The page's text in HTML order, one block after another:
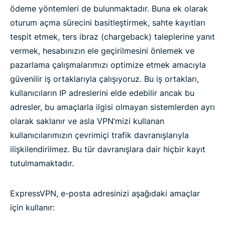
ödeme yöntemleri de bulunmaktadır. Buna ek olarak
oturum açma sürecini basitleştirmek, sahte kayıtları
tespit etmek, ters ibraz (chargeback) taleplerine yanıt
vermek, hesabınızın ele geçirilmesini önlemek ve
pazarlama çalışmalarımızı optimize etmek amacıyla
güvenilir iş ortaklarıyla çalışıyoruz. Bu iş ortakları,
kullanıcıların IP adreslerini elde edebilir ancak bu
adresler, bu amaçlarla ilgisi olmayan sistemlerden ayrı
olarak saklanır ve asla VPN’mizi kullanan
kullanıcılarımızın çevrimiçi trafik davranışlarıyla
ilişkilendirilmez. Bu tür davranışlara dair hiçbir kayıt
tutulmamaktadır.
ExpressVPN, e-posta adresinizi aşağıdaki amaçlar
için kullanır: